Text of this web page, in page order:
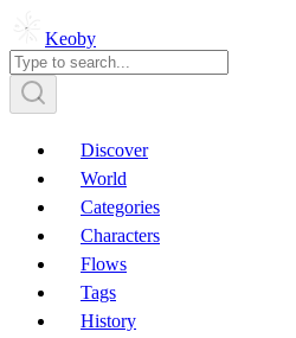
Keoby
Discover
World
Categories
Characters
Flows
Tags
History